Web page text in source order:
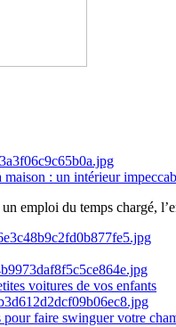
: un intérieur
emploi du temps chargé,
voitures de vos enfants
pour faire swinguer votre